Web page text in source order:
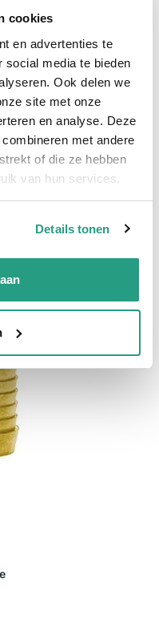
cookies
en advertenties te
social media te bieden
Ook delen we
site met onze
en analyse. Deze
met andere
of die ze hebben
van hun services.
Details tonen
ons op